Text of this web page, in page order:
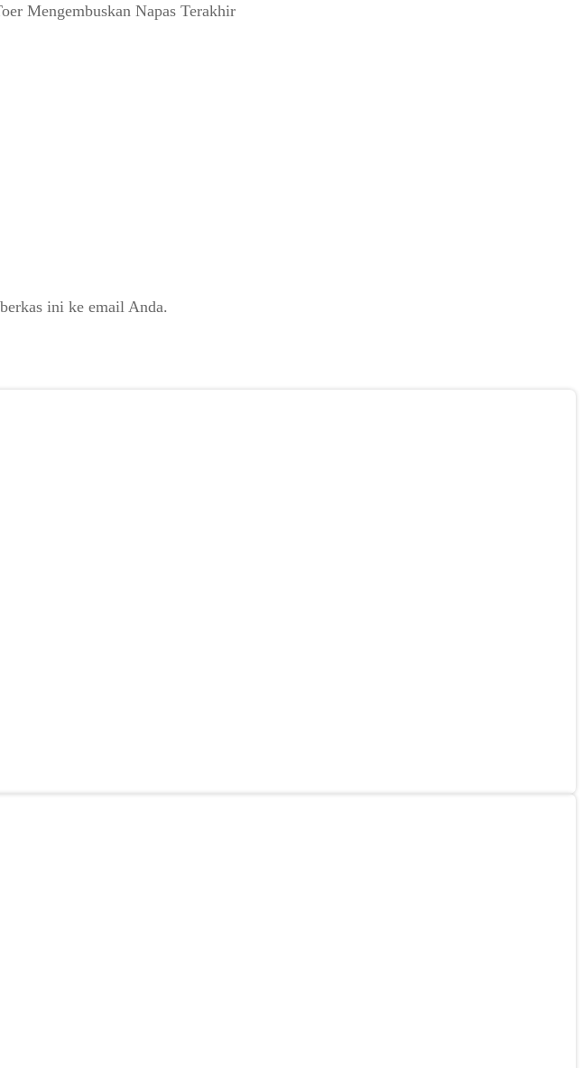
Mengembuskan Napas Terakhir
ini ke email Anda.